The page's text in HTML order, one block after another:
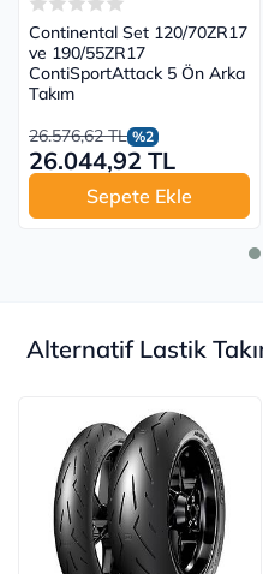
Continental Set 120/70ZR17
ve 190/55ZR17
ContiSportAttack 5 Ön Arka
Takım
26.576,62 TL %2
26.044,92 TL
Sepete Ekle
Alternatif Lastik